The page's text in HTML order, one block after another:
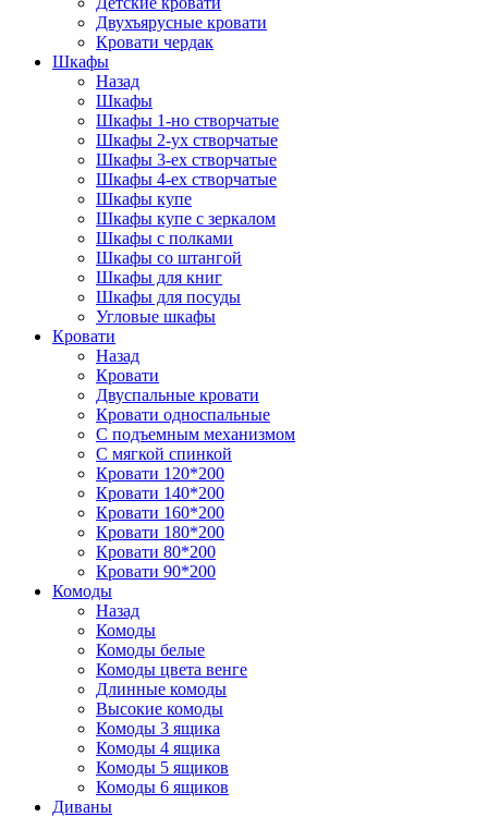
Двухъярусные кровати
Кровати чердак
Шкафы
Назад
Шкафы
Шкафы 1-но створчатые
Шкафы 2-ух створчатые
Шкафы 3-ех створчатые
Шкафы 4-ех створчатые
Шкафы купе
Шкафы купе с зеркалом
Шкафы с полками
Шкафы со штангой
Шкафы для книг
Шкафы для посуды
Угловые шкафы
Кровати
Назад
Кровати
Двуспальные кровати
Кровати односпальные
С подъемным механизмом
С мягкой спинкой
Кровати 120*200
Кровати 140*200
Кровати 160*200
Кровати 180*200
Кровати 80*200
Кровати 90*200
Комоды
Назад
Комоды
Комоды белые
Комоды цвета венге
Длинные комоды
Высокие комоды
Комоды 3 ящика
Комоды 4 ящика
Комоды 5 ящиков
Комоды 6 ящиков
Диваны